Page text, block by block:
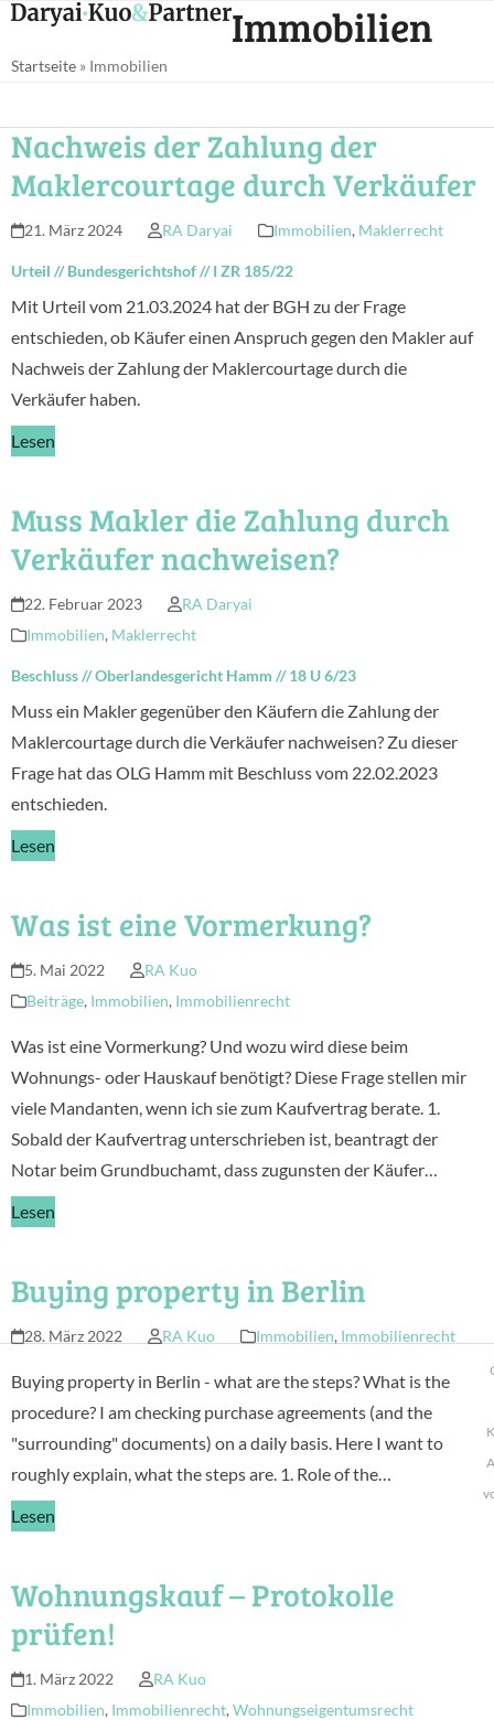
Skip
content
Open
menu
Close
menu
Immobilien
Startseite » Immobilien
Nachweis der Zahlung der
Maklercourtage durch Verkäufer
21. März 2024 RA Daryai Immobilien, Maklerrecht
Urteil //Bundesgerichtshof//I ZR 185/22
Mit Urteil vom 21.03.2024 hat der BGH zu der Frage
entschieden, ob Käufer einen Anspruch gegen den Makler auf
Nachweis der Zahlung der Maklercourtage durch die
Verkäufer haben.
Lesen
Muss Makler die Zahlung durch
Verkäufer nachweisen?
22. Februar 2023
RA Daryai
Immobilien, Maklerrecht
Beschluss//Oberlandesgericht Hamm //18 U 6/23
Muss ein Makler gegenüber den Käufern die Zahlung der
Maklercourtage durch die Verkäufer nachweisen? Zu dieser
Frage hat das OLG Hamm mit Beschluss vom 22.02.2023
entschieden.
Lesen
Was ist eine Vormerkung?
5. Mai 2022
RA Kuo
Beiträge, Immobilien, Immobilienrecht
Was ist eine Vormerkung? Und wozu wird diese beim
Wohnungs- oder Hauskauf benötigt? Diese Frage stellen mir
viele Mandanten, wenn ich sie zum Kaufvertrag berate. 1.
Sobald der Kaufvertrag unterschrieben ist, beantragt der
Notar beim Grundbuchamt, dass zugunsten der Käufer…
Lesen
Buying property in Berlin
28. März 2022 RA Kuo Immobilien, Immobilienrecht
Buying property in Berlin - what are the steps? What is the
procedure? I am checking purchase agreements (and the
"surrounding" documents) on a daily basis. Here I want to
roughly explain, what the steps are. 1. Role of the…
Lesen
Wohnungskauf – Protokolle
prüfen!
1. März 2022
RA Kuo
Immobilien, Immobilienrecht, Wohnungseigentumsrecht